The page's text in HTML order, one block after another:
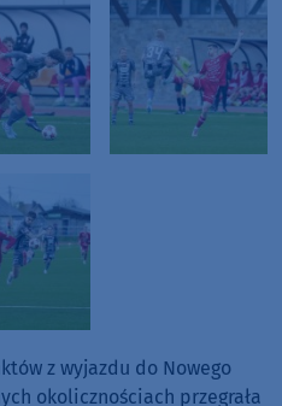
z wyjazdu do Nowego
okolicznościach przegrała